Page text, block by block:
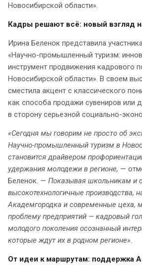
Новосибирской области».
Кадры решают всё: новый взгляд
Ирина Беленок представила
«Научно-промышленный туризм:
инструмент продвижения кадрового
Новосибирской области». В своем
сместила акцент с классического
как способа продажи сувениров или
в сторону серьезной социально-
«Сегодня мы говорим не просто об
Научно-промышленный туризм в
становится драйвером
удержания молодежи в регионе, —
Беленок. — Показывая школьникам и
высокотехнологичные производства,
Академгородка и современные цеха,
проблему предприятий — кадровый
молодого поколения осознанный
которые ждут их в родном регионе».
От идеи к маршрутам: поддержка